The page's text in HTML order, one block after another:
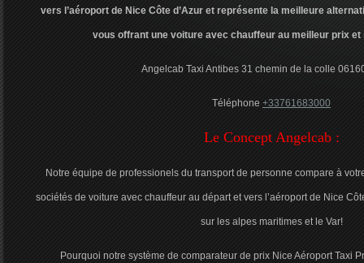
vers l’aéroport de Nice Côte d’Azur et représente la meilleure
vous offrant une voiture avec chauffeur au meilleur prix
Angelcab Taxi Antibes 31 chemin de la colle
Téléphone +33761683000
Le Concept Angelcab :
Notre équipe de professionels du transport de personne compare à
sociétés de voiture avec chauffeur au départ et vers l’aéroport de Nice
sur les alpes maritimes et le Var!
Pourquoi notre système de comparateur de prix Nice Aéroport Taxi